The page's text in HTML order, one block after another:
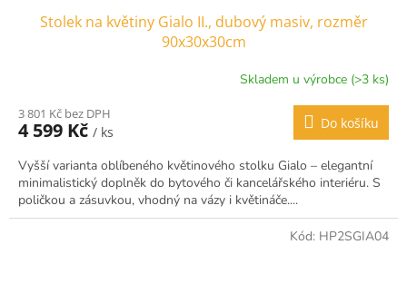
Stolek na květiny Gialo II., dubový masiv, rozměr
90x30x30cm
Skladem u výrobce (>3 ks)
3 801 Kč bez DPH
4 599 Kč / ks
Do košíku
Vyšší varianta oblíbeného květinového stolku Gialo – elegantní
minimalistický doplněk do bytového či kancelářského interiéru. S
poličkou a zásuvkou, vhodný na vázy i květináče....
Kód: HP2SGIA04